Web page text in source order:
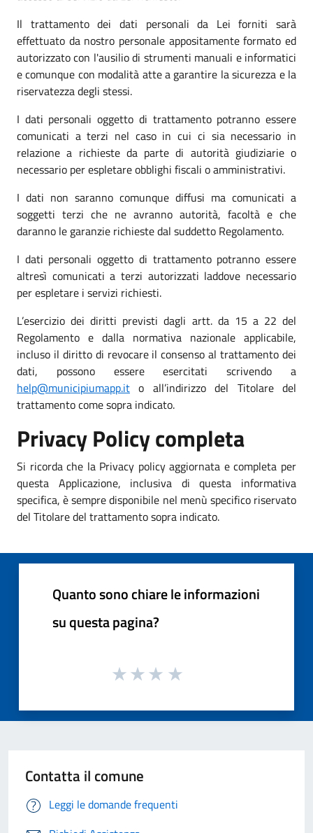
Il trattamento dei dati personali da Lei forniti sarà
effettuato da nostro personale appositamente formato ed
autorizzato con l'ausilio di strumenti manuali e informatici
e comunque con modalità atte a garantire la sicurezza e la
riservatezza degli stessi.
I dati personali oggetto di trattamento potranno essere
comunicati a terzi nel caso in cui ci sia necessario in
relazione a richieste da parte di autorità giudiziarie o
necessario per espletare obblighi fiscali o amministrativi.
I dati non saranno comunque diffusi ma comunicati a
soggetti terzi che ne avranno autorità, facoltà e che
daranno le garanzie richieste dal suddetto Regolamento.
I dati personali oggetto di trattamento potranno essere
altresì comunicati a terzi autorizzati laddove necessario
per espletare i servizi richiesti.
L’esercizio dei diritti previsti dagli artt. da 15 a 22 del
Regolamento e dalla normativa nazionale applicabile,
incluso il diritto di revocare il consenso al trattamento dei
dati, possono essere esercitati scrivendo a
help@municipiumapp.it o all’indirizzo del Titolare del
trattamento come sopra indicato.
Privacy Policy completa
Si ricorda che la Privacy policy aggiornata e completa per
questa Applicazione, inclusiva di questa informativa
specifica, è sempre disponibile nel menù specifico riservato
del Titolare del trattamento sopra indicato.
Quanto sono chiare le informazioni
su questa pagina?
Contatta il comune
Leggi le domande frequenti